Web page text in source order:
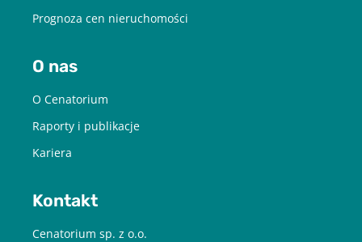
Prognoza cen nieruchomości
O nas
O Cenatorium
Raporty i publikacje
Kariera
Kontakt
Cenatorium sp. z o.o.